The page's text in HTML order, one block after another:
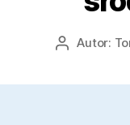
AutorAutor: